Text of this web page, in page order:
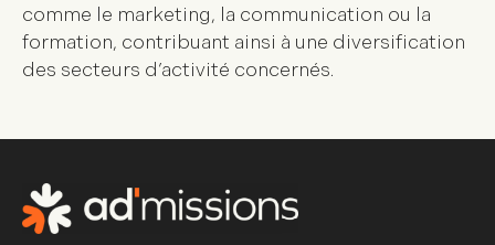
comme le marketing, la communication ou la
formation, contribuant ainsi à une diversification
des secteurs d’activité concernés.